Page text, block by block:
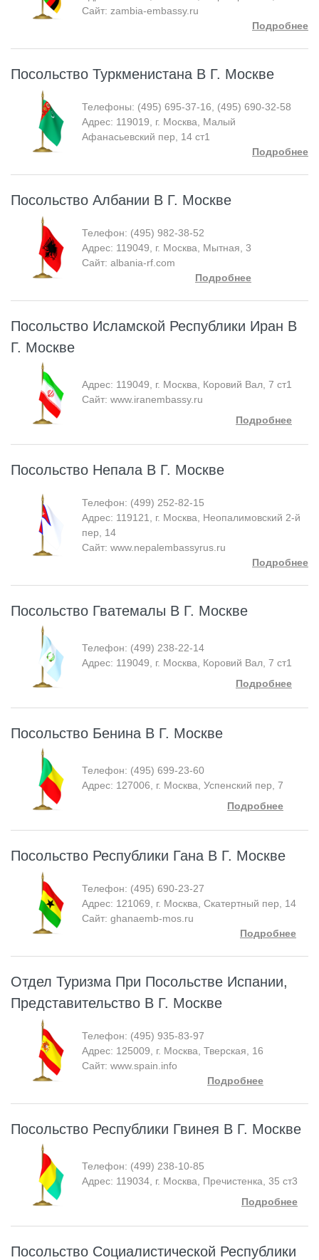
Сайт: zambia-embassy.ru
Подробнее
Посольство Туркменистана В Г. Москве
Телефоны: (495) 695-37-16, (495) 690-32-58
Адрес: 119019, г. Москва, Малый
Афанасьевский пер, 14 ст1
Подробнее
Посольство Албании В Г. Москве
Телефон: (495) 982-38-52
Адрес: 119049, г. Москва, Мытная, 3
Сайт: albania-rf.com
Подробнее
Посольство Исламской Республики Иран В
Г. Москве
Адрес: 119049, г. Москва, Коровий Вал, 7 ст1
Сайт: www.iranembassy.ru
Подробнее
Посольство Непала В Г. Москве
Телефон: (499) 252-82-15
Адрес: 119121, г. Москва, Неопалимовский 2-й
пер, 14
Сайт: www.nepalembassyrus.ru
Подробнее
Посольство Гватемалы В Г. Москве
Телефон: (499) 238-22-14
Адрес: 119049, г. Москва, Коровий Вал, 7 ст1
Подробнее
Посольство Бенина В Г. Москве
Телефон: (495) 699-23-60
Адрес: 127006, г. Москва, Успенский пер, 7
Подробнее
Посольство Республики Гана В Г. Москве
Телефон: (495) 690-23-27
Адрес: 121069, г. Москва, Скатертный пер, 14
Сайт: ghanaemb-mos.ru
Подробнее
Отдел Туризма При Посольстве Испании,
Представительство В Г. Москве
Телефон: (495) 935-83-97
Адрес: 125009, г. Москва, Тверская, 16
Сайт: www.spain.info
Подробнее
Посольство Республики Гвинея В Г. Москве
Телефон: (499) 238-10-85
Адрес: 119034, г. Москва, Пречистенка, 35 ст3
Подробнее
Посольство Социалистической Республики